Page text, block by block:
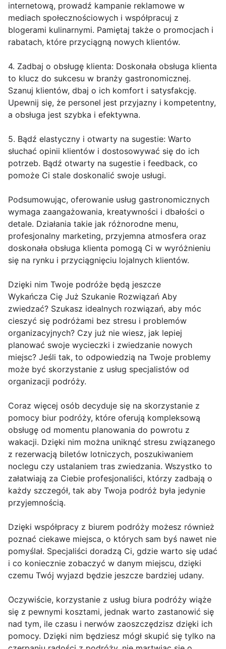
internetową, prowadź kampanie reklamowe w
mediach społecznościowych i współpracuj z
blogerami kulinarnymi. Pamiętaj także o promocjach i
rabatach, które przyciągną nowych klientów.
4. Zadbaj o obsługę klienta: Doskonała obsługa klienta
to klucz do sukcesu w branży gastronomicznej.
Szanuj klientów, dbaj o ich komfort i satysfakcję.
Upewnij się, że personel jest przyjazny i kompetentny,
a obsługa jest szybka i efektywna.
5. Bądź elastyczny i otwarty na sugestie: Warto
słuchać opinii klientów i dostosowywać się do ich
potrzeb. Bądź otwarty na sugestie i feedback, co
pomoże Ci stale doskonalić swoje usługi.
Podsumowując, oferowanie usług gastronomicznych
wymaga zaangażowania, kreatywności i dbałości o
detale. Działania takie jak różnorodne menu,
profesjonalny marketing, przyjemna atmosfera oraz
doskonała obsługa klienta pomogą Ci w wyróżnieniu
się na rynku i przyciągnięciu lojalnych klientów.
Dzięki nim Twoje podróże będą jeszcze
Wykańcza Cię Już Szukanie Rozwiązań Aby
zwiedzać? Szukasz idealnych rozwiązań, aby móc
cieszyć się podróżami bez stresu i problemów
organizacyjnych? Czy już nie wiesz, jak lepiej
planować swoje wycieczki i zwiedzanie nowych
miejsc? Jeśli tak, to odpowiedzią na Twoje problemy
może być skorzystanie z usług specjalistów od
organizacji podróży.
Coraz więcej osób decyduje się na skorzystanie z
pomocy biur podróży, które oferują kompleksową
obsługę od momentu planowania do powrotu z
wakacji. Dzięki nim można uniknąć stresu związanego
z rezerwacją biletów lotniczych, poszukiwaniem
noclegu czy ustalaniem tras zwiedzania. Wszystko to
załatwiają za Ciebie profesjonaliści, którzy zadbają o
każdy szczegół, tak aby Twoja podróż była jedynie
przyjemnością.
Dzięki współpracy z biurem podróży możesz również
poznać ciekawe miejsca, o których sam byś nawet nie
pomyślał. Specjaliści doradzą Ci, gdzie warto się udać
i co koniecznie zobaczyć w danym miejscu, dzięki
czemu Twój wyjazd będzie jeszcze bardziej udany.
Oczywiście, korzystanie z usług biura podróży wiąże
się z pewnymi kosztami, jednak warto zastanowić się
nad tym, ile czasu i nerwów zaoszczędzisz dzięki ich
pomocy. Dzięki nim będziesz mógł skupić się tylko na